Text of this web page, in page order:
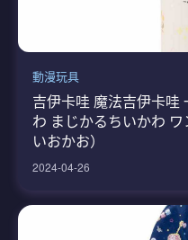
動漫玩具
吉伊卡哇 魔法吉伊卡哇
わ まじかるちいかわ
いおかお）
2024-04-26